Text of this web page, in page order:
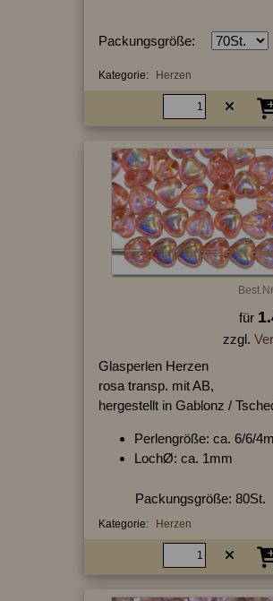
Packungsgröße:
Kategorie: Herzen
für
zzgl.
Glasperlen Herzen
rosa transp. mit AB,
hergestellt in Gablonz /
Perlengröße: ca. 6/6/
LochØ: ca. 1mm
Packungsgröße: 80St.
Kategorie: Herzen